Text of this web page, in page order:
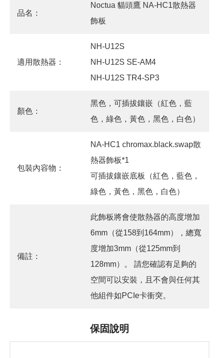
品名：
Noctua 貓頭鷹 NA-HC1散熱器
飾板
適用散熱器：
NH-U12S
NH-U12S SE-AM4
NH-U12S TR4-SP3
顏色：
黑色，可插拔鑲嵌（紅色，藍
色，綠色，黃色，黑色，白色）
包裝內容物：
NA-HC1 chromax.black.swap散
熱器飾板*1
可插拔鑲嵌底板（紅色，藍色，
綠色，黃色，黑色，白色）
備註：
此飾板將會使散熱器的高度增加
6mm（從158到164mm），總寬
度增加3mm（從125mm到
128mm）。 請您確認有足夠的
空間可以安裝，且不會與任何其
他組件如PCIe卡衝突。
保固說明